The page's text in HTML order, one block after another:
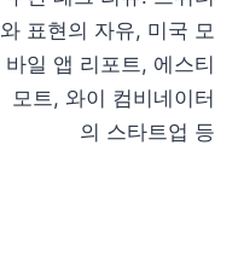
와 표현의 자유, 미국 모
바일 앱 리포트, 에스티
모트, 와이 컴비네이터
의 스타트업 등